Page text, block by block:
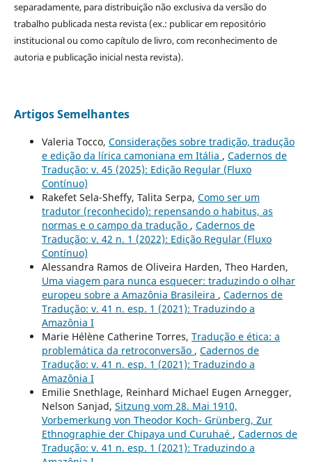
separadamente, para distribuição não exclusiva da versão do
trabalho publicada nesta revista (ex.: publicar em repositório
institucional ou como capítulo de livro, com reconhecimento de
autoria e publicação inicial nesta revista).
Artigos Semelhantes
Valeria Tocco, Considerações sobre tradição, tradução
e edição da lírica camoniana em Itália , Cadernos de
Tradução: v. 45 (2025): Edição Regular (Fluxo
Contínuo)
Rakefet Sela-Sheffy, Talita Serpa, Como ser um
tradutor (reconhecido): repensando o habitus, as
normas e o campo da tradução , Cadernos de
Tradução: v. 42 n. 1 (2022): Edição Regular (Fluxo
Contínuo)
Alessandra Ramos de Oliveira Harden, Theo Harden,
Uma viagem para nunca esquecer: traduzindo o olhar
europeu sobre a Amazônia Brasileira , Cadernos de
Tradução: v. 41 n. esp. 1 (2021): Traduzindo a
Amazônia I
Marie Hélène Catherine Torres, Tradução e ética: a
problemática da retroconversão , Cadernos de
Tradução: v. 41 n. esp. 1 (2021): Traduzindo a
Amazônia I
Emilie Snethlage, Reinhard Michael Eugen Arnegger,
Nelson Sanjad, Sitzung vom 28. Mai 1910,
Vorbemerkung von Theodor Koch- Grünberg, Zur
Ethnographie der Chipaya und Curuhaé , Cadernos de
Tradução: v. 41 n. esp. 1 (2021): Traduzindo a